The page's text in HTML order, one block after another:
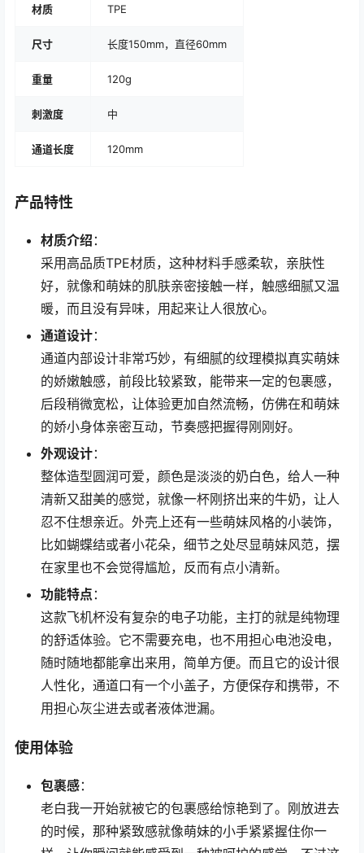
材质 TPE
尺寸 长度150mm，直径60mm
重量 120g
刺激度 中
通道长度 120mm
产品特性
材质介绍 ：
采用高品质TPE材质，这种材料手感柔软，亲肤性
好，就像和萌妹的肌肤亲密接触一样，触感细腻又温
暖，而且没有异味，用起来让人很放心。
通道设计：
通道内部设计非常巧妙，有细腻的纹理模拟真实萌妹
的娇嫩触感，前段比较紧致，能带来一定的包裹感，
后段稍微宽松，让体验更加自然流畅，仿佛在和萌妹
的娇小身体亲密互动，节奏感把握得刚刚好。
外观设计：
整体造型圆润可爱，颜色是淡淡的奶白色，给人一种
清新又甜美的感觉，就像一杯刚挤出来的牛奶，让人
忍不住想亲近。外壳上还有一些萌妹风格的小装饰，
比如蝴蝶结或者小花朵，细节之处尽显萌妹风范，摆
在家里也不会觉得尴尬，反而有点小清新。
功能特点 ：
这款飞机杯没有复杂的电子功能，主打的就是纯物理
的舒适体验。它不需要充电，也不用担心电池没电，
随时随地都能拿出来用，简单方便。而且它的设计很
人性化，通道口有一个小盖子，方便保存和携带，不
用担心灰尘进去或者液体泄漏。
使用体验
包裹感：
老白我一开始就被它的包裹感给惊艳到了。刚放进去
的时候，那种紧致感就像萌妹的小手紧紧握住你一